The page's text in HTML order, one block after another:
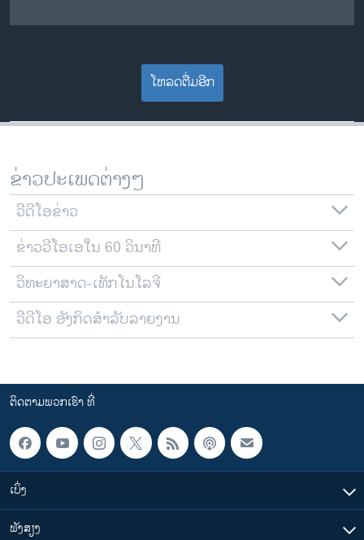
ໂຫລດຕື່ມອີກ
ຂ່າວປະເພດຕ່າງໆ
ວີດີໂອຂ່າວ
ຂ່າວວີໂອເອໃນ 60 ວິນາທີ
ວິທະຍາສາດ-ເທັກໂນໂລຈີ
ວີດີໂອ ອັງກິດສຳລັບລາຍງານ
ຕິດຕາມພວກເຮົາ ທີ່
ເບິ່ງ
ຟັງສຽງ